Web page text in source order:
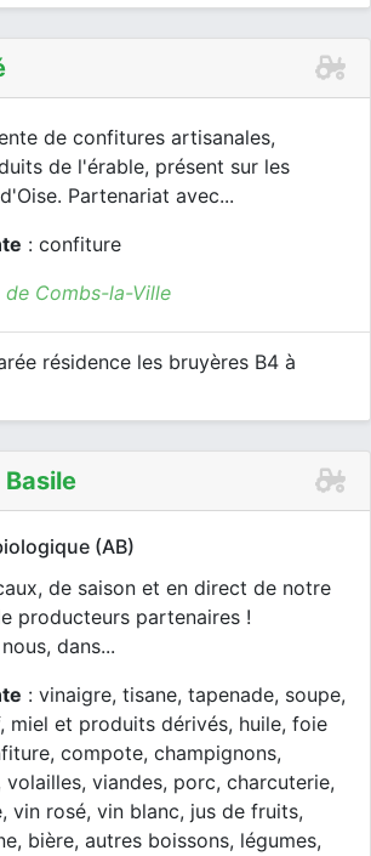
de confitures artisanales,
de l'érable, présent sur les
Partenariat avec...
: confiture
de Combs-la-Ville
résidence les bruyères B4 à
Basile
(AB)
de saison et en direct de notre
producteurs partenaires !
dans...
: vinaigre, tisane, tapenade, soupe,
miel et produits dérivés, huile, foie
compote, champignons,
viandes, porc, charcuterie,
vin rosé, vin blanc, jus de fruits,
bière, autres boissons, légumes,